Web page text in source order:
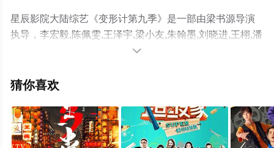
星辰影院大陆综艺《变形计第九季》是一部由梁书源导演
执导，李宏毅,陈佩雯,王泽宇,梁小友,朱翰墨,刘晓进,王栩,潘
怡行,何权谋,邹丹阳,次仁旺堆,赵迪,蒋伍轩,艾尔兰·别克,缪
已揭晓（1-12全集），手机免费观看高清未删减完整版综
艺、电视猫或剧情网等平台了解。

猜你喜欢